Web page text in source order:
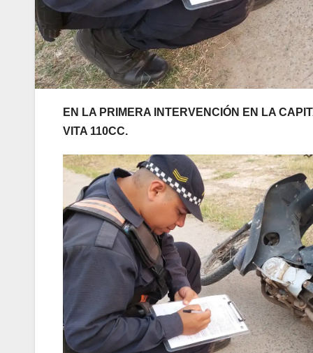
EN LA PRIMERA INTERVENCIÓN EN LA
VITA 110CC.